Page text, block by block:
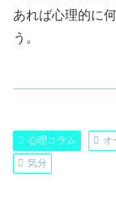
あれば心理的に
う。
心理コラム オ
気分